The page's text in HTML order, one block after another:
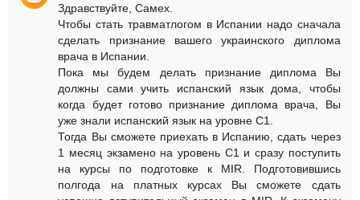
Здравствуйте, Самех.
Чтобы стать травматлогом в Испании надо сначала
сделать признание вашего украинского диплома
врача в Испании.
Пока мы будем делать признание диплома Вы
должны сами учить испанский язык дома, чтобы
когда будет готово признание диплома врача, Вы
уже знали испанский язык на уровне С1.
Тогда Вы сможете приехать в Испанию, сдать через
1 месяц экзамено на уровень С1 и сразу поступить
на курсы по подготовке к MIR. Подготовившись
полгода на платных курсах Вы сможете сдать